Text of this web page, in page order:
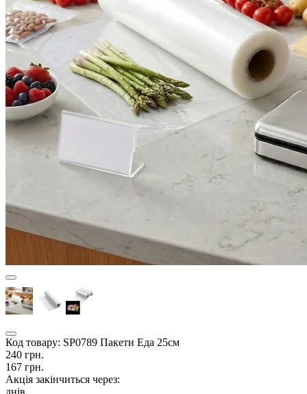
Код товару: SP0789 Пакети Еда 25см
240 грн.
167 грн.
Акція закінчиться через:
днів